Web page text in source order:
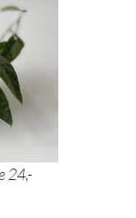
blue 24,-